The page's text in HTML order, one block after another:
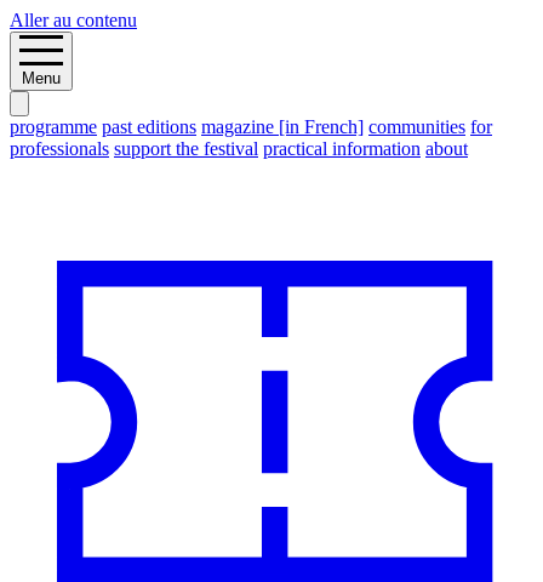
Aller au contenu
Menu
programme past editions magazine [in French] communities for
professionals support the festival practical information about